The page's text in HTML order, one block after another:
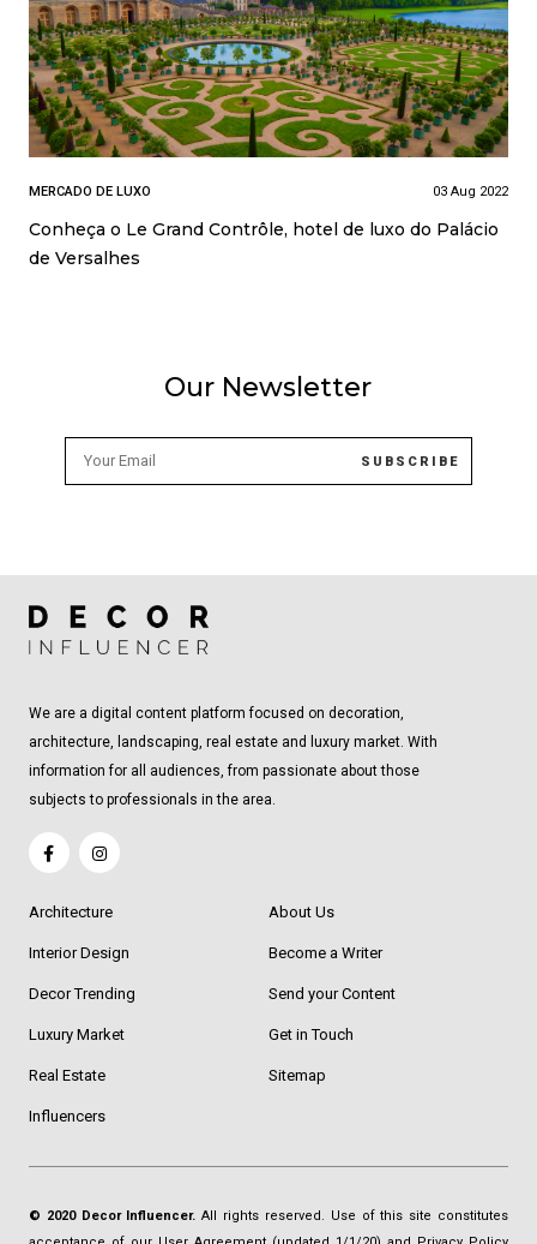
MERCADO DE LUXO 03 Aug 2022
Conheça o Le Grand Contrôle, hotel de luxo do Palácio
de Versalhes
Our Newsletter
We are a digital content platform focused on decoration,
architecture, landscaping, real estate and luxury market. With
information for all audiences, from passionate about those
subjects to professionals in the area.
Architecture
Interior Design
Decor Trending
Luxury Market
Real Estate
Influencers
About Us
Become a Writer
Send your Content
Get in Touch
Sitemap
© 2020 Decor Influencer. All rights reserved. Use of this site constitutes